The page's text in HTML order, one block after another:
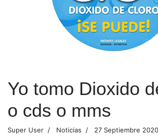
Yo tomo Dioxido
o cds o mms
Super User Noticias 27 Septiembre 2020